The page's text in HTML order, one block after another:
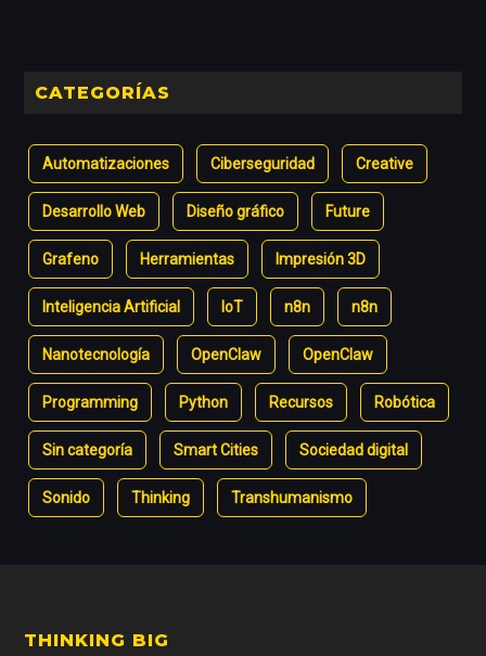
CATEGORÍAS
Automatizaciones Ciberseguridad Creative
Desarrollo Web Diseño gráfico Future
Grafeno Herramientas Impresión 3D
Inteligencia Artificial IoT n8n n8n
Nanotecnología OpenClaw OpenClaw
Programming Python Recursos Robótica
Sin categoría Smart Cities Sociedad digital
Sonido Thinking Transhumanismo
Footer
THINKING BIG